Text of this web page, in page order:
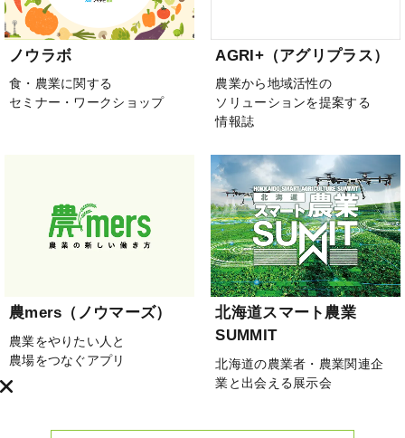
ノウラボ
食・農業に関する
セミナー・ワークショップ
AGRI+（アグリプラス）
農業から地域活性の
ソリューションを提案する
情報誌
農mers（ノウマーズ）
農業をやりたい人と
農場をつなぐアプリ
北海道スマート農業
SUMMIT
北海道の農業者・農業関連企
業と出会える展示会